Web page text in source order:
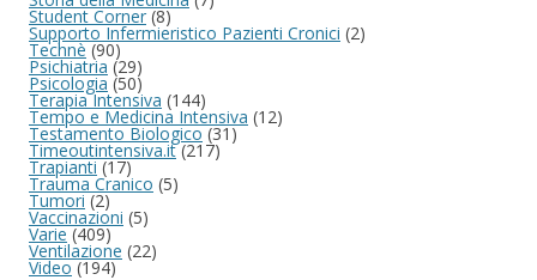
Student Corner(8)
Supporto Infermieristico Pazienti Cronici (2)
Technè(90)
Psichiatria (29)
Psicologia (50)
Terapia Intensiva (144)
Tempo e Medicina Intensiva (12)
Testamento Biologico(31)
Timeoutintensiva.it(217)
Trapianti(17)
Trauma Cranico (5)
Tumori(2)
Vaccinazioni (5)
Varie(409)
Ventilazione (22)
Video(194)